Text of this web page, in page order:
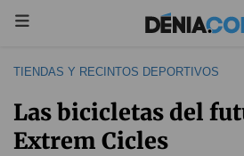
TIENDAS Y RECINTOS DEPORTIVOS
Las bicicletas del
Extrem Cicles